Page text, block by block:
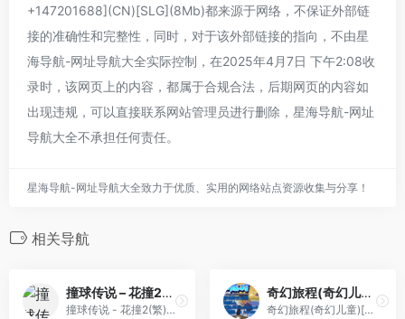
+147201688](CN)[SLG](8Mb)都来源于网络，不保证外部链
接的准确性和完整性，同时，对于该外部链接的指向，不由星
海导航-网址导航大全实际控制，在2025年4月7日 下午2:08收
录时，该网页上的内容，都属于合规合法，后期网页的内容如
出现违规，可以直接联系网站管理员进行删除，星海导航-网址
导航大全不承担任何责任。
星海导航-网址导航大全致力于优质、实用的网络站点资源收集与分享！
相关导航
撞球传说 – 花撞2(繁)[晶碁电子](CN)[PUZ](1Mb)
撞球传说 - 花撞2(繁)[晶碁电子](CN)[PUZ](1Mb)
奇幻旅程(奇幻儿童)[Advance汉化组](v0.2)(简)(JP)(128Mb)
奇幻旅程(奇幻儿童)[Advance汉化组](v0.2)(简)(JP)(128Mb)